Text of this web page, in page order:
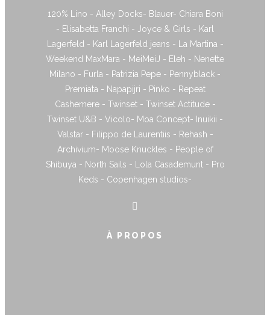
120% Lino - Alley Docks- Blauer- Chiara Boni
- Elisabetta Franchi - Joyce & Girls - Karl
Lagerfeld - Karl Lagerfeld jeans - La Martina -
Weekend MaxMara - MeiMeiJ - Eleh - Nenette
Milano - Furla - Patrizia Pepe - Pennyblack -
Premiata - Napapijri - Pinko - Repeat
Cashemere - Twinset - Twinset Actitude -
Twinset U&B - Vicolo- Moa Concept- Inuikii -
Valstar - Filippo de Laurentiis - Rehash -
Archivium- Moose Knuckles - People of
Shibuya - North Sails - Lola Casademunt - Pro
Keds - Copenhagen studios-
À PROPOS